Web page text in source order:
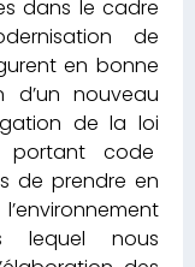
dans le cadre
de
en bonne
d’un nouveau
de la loi
portant code
de prendre en
lequel nous